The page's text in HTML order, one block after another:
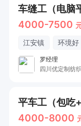
车缝工（电脑
4000-7500
江安镇 环境好
罗经理
四川优定制纺
平车工（包吃
4000-8000